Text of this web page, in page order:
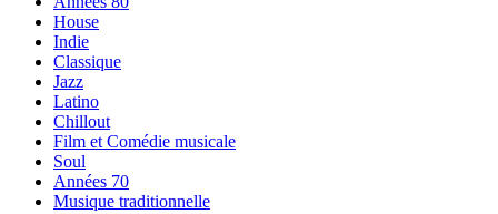
House
Indie
Classique
Jazz
Latino
Chillout
Film et Comédie musicale
Soul
Années 70
Musique traditionnelle